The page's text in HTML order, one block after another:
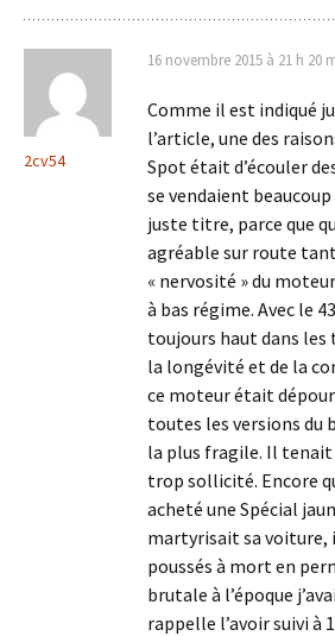
2cv54
16 novembre 2015 à 21 h 20
Comme il est indiqué
l’article, une des
Spot était d’écouler
se vendaient
juste titre, parce que
agréable sur route
« nervosité » du
à bas régime. Avec le
toujours haut dans
la longévité et de la
ce moteur était
toutes les versions du
la plus fragile. Il tenait
trop sollicité. Encore
acheté une Spécial
martyrisait sa voiture,
poussés à mort en
brutale à l’époque
rappelle l’avoir suivi à